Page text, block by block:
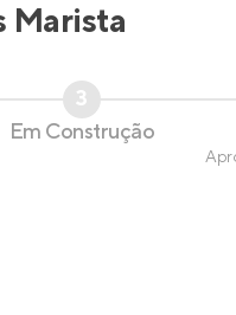
Marista
3
Em Construção